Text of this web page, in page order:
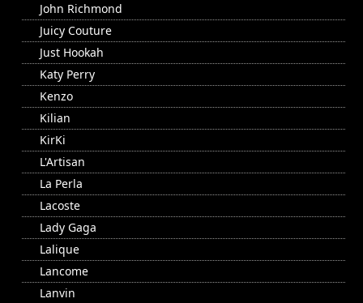
John Richmond
Juicy Couture
Just Hookah
Katy Perry
Kenzo
Kilian
KirKi
L'Artisan
La Perla
Lacoste
Lady Gaga
Lalique
Lancome
Lanvin